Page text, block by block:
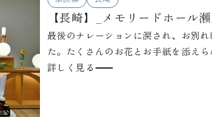
【長崎】_メモリードホール
最後のナレーションに涙され、お別
た。たくさんのお花とお手紙を添え
詳しく見る